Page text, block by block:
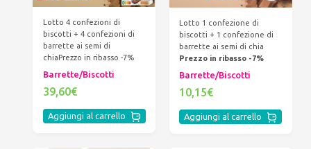
Lotto 4 confezioni di
biscotti + 4 confezioni di
barrette ai semi di
chiaPrezzo in ribasso -7%
Barrette/Biscotti
39,60€
Aggiungi al carrello
Lotto 1 confezione di
biscotti + 1 confezione di
barrette ai semi di chia
Prezzo in ribasso -7%
Barrette/Biscotti
10,15€
Aggiungi al carrello